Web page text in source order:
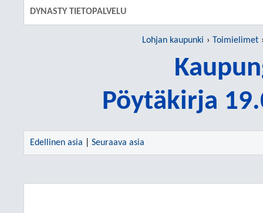
DYNASTY TIETOPALVELU
Lohjan kaupunki Toimielimet
Pöytäkirja
Edellinen asia Seuraava asia